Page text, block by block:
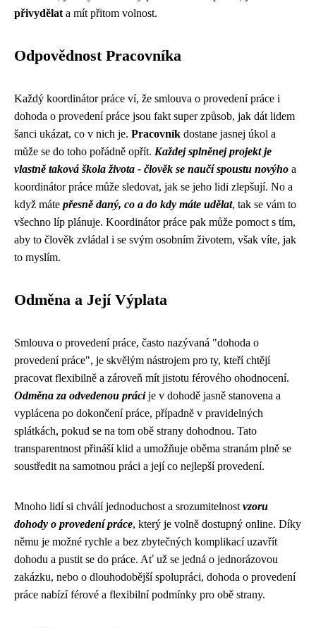
přivydělat a mít přitom volnost.
Odpovědnost Pracovníka
Každý koordinátor práce ví, že smlouva o provedení práce i
dohoda o provedení práce jsou fakt super způsob, jak dát lidem
šanci ukázat, co v nich je. Pracovník dostane jasnej úkol a
může se do toho pořádně opřít. Každej splněnej projekt je
vlastně taková škola života - člověk se naučí spoustu novýho a
koordinátor práce může sledovat, jak se jeho lidi zlepšují. No a
když máte přesně daný, co a do kdy máte udělat, tak se vám to
všechno líp plánuje. Koordinátor práce pak může pomoct s tím,
aby to člověk zvládal i se svým osobním životem, však víte, jak
to myslím.
Odměna a Její Výplata
Smlouva o provedení práce, často nazývaná "dohoda o
provedení práce", je skvělým nástrojem pro ty, kteří chtějí
pracovat flexibilně a zároveň mít jistotu férového ohodnocení.
Odměna za odvedenou prácije v dohodě jasně stanovena a
vyplácena po dokončení práce, případně v pravidelných
splátkách, pokud se na tom obě strany dohodnou. Tato
transparentnost přináší klid a umožňuje oběma stranám plně se
soustředit na samotnou práci a její co nejlepší provedení.
Mnoho lidí si chválí jednoduchost a srozumitelnost vzoru
dohody o provedení práce, který je volně dostupný online. Díky
němu je možné rychle a bez zbytečných komplikací uzavřít
dohodu a pustit se do práce. Ať už se jedná o jednorázovou
zakázku, nebo o dlouhodobější spolupráci, dohoda o provedení
práce nabízí férové a flexibilní podmínky pro obě strany.